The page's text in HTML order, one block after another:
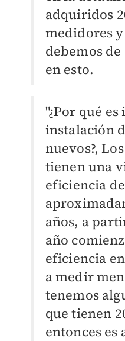
adquiridos
medidores
debemos
en esto.
"¿Por qué
instalación
nuevos?,
tienen una
eficiencia de
años, a
año
eficiencia
a medir
tenemos
que tienen
entonces es